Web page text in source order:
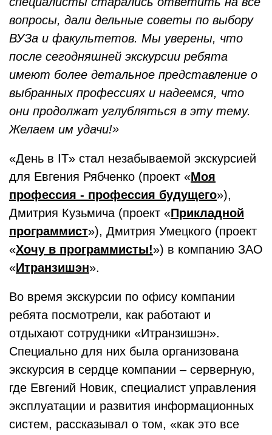
вопросы, дали дельные советы по выбору
ВУЗа и факультетов. Мы уверены, что
после сегодняшней экскурсии ребята
имеют более детальное представление о
выбранных профессиях и надеемся, что
они продолжат углубляться в эту тему.
Желаем им удачи!»
«День в IT» стал незабываемой экскурсией
для Евгения Рябченко (проект «Моя
профессия - профессия будущего»),
Дмитрия Кузьмича (проект «Прикладной
программист»), Дмитрия Умецкого (проект
«Хочу в программисты!») в компанию ЗАО
«Итранзишэн».
Во время экскурсии по офису компании
ребята посмотрели, как работают и
отдыхают сотрудники «Итранзишэн».
Специально для них была организована
экскурсия в сердце компании – серверную,
где Евгений Новик, специалист управления
эксплуатации и развития информационных
систем, рассказывал о том, «как это все